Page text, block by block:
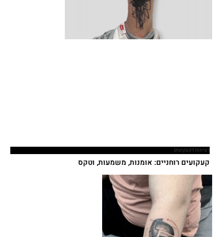
רעיונות לקעקועים
קעקועים רוחניים: אומנות, משמעות, וטקס